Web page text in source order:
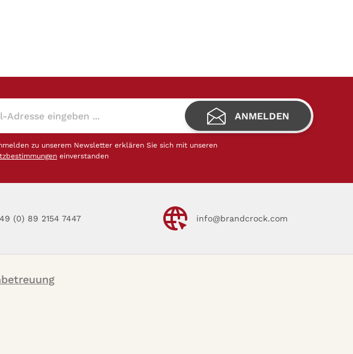
ANMELDEN
zu unserem Newsletter erklären Sie sich mit unseren
einverstanden
(0) 89 2154 7447 info@brandcrock.com